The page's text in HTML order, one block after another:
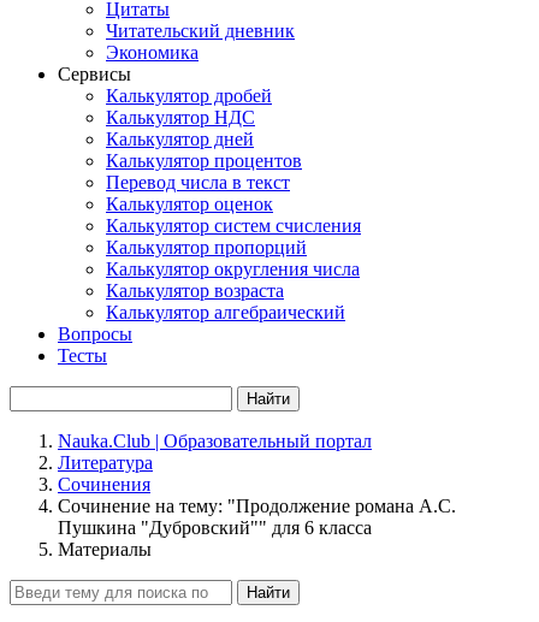
Цитаты
Читательский дневник
Экономика
Сервисы
Калькулятор дробей
Калькулятор НДС
Калькулятор дней
Калькулятор процентов
Перевод числа в текст
Калькулятор оценок
Калькулятор систем счисления
Калькулятор пропорций
Калькулятор округления числа
Калькулятор возраста
Калькулятор алгебраический
Вопросы
Тесты
Найти
Nauka.Club | Образовательный портал
Литература
Сочинения
Сочинение на тему: "Продолжение романа А.С.
Пушкина "Дубровский"" для 6 класса
Материалы
Найти